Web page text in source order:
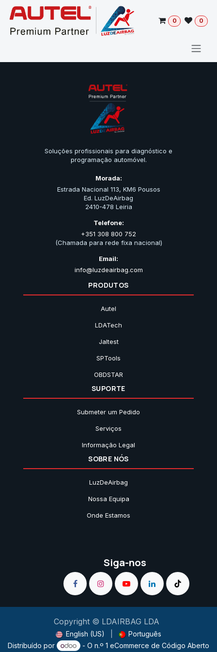
Pular para o conteúdo
0 0
Soluções profissionais para diagnóstico e
programação automóvel.
Morada:
Estrada Nacional 113, KM6 Pousos
Ed. LuzDeAirbag
2410-478 Leiria
Telefone:
+351 308 800 752
(Chamada para rede fixa nacional)
Email:
info@luzdeairbag.com
PRODUTOS
Autel
LDATech
Jaltest
SPTools
OBDSTAR
SUPORTE
Submeter um Pedido
Serviços
Informação Legal
SOBRE NÓS
LuzDeAirbag
Nossa Equipa
Onde Estamos
Siga-nos
Copyright © LDAIRBAG LDA
English (US)
Português
Distribuído por
- O n.º 1 eCommerce de Código Aberto